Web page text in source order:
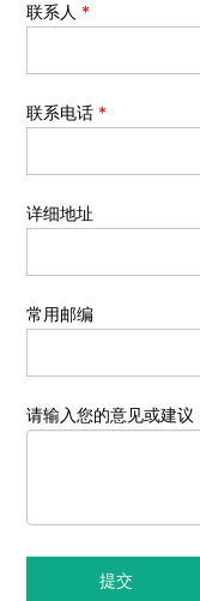
联系人 *
联系电话 *
详细地址
常用邮编
请输入您的意见或建议
提交